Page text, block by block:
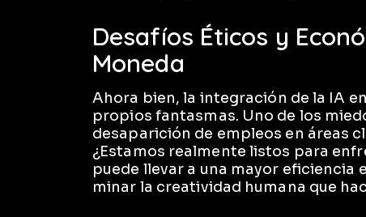
Desafíos Éticos y
Moneda
Ahora bien, la integración de la IA
propios fantasmas. Uno de los
desaparición de empleos en áreas
¿Estamos realmente listos para
puede llevar a una mayor
minar la creatividad humana que